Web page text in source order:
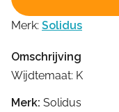
Merk: Solidus
Omschrijving
Wijdtemaat: K
Merk: Solidus